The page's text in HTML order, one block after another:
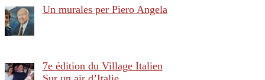
Un murales per Piero Angela
7e édition du Village Italien